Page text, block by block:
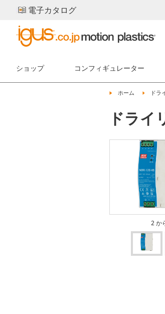
電子カタログ
ショップ コンフィギュレーター
igus-icon-arrow-right
ホーム igus-
ドラ
ドライ
2 か